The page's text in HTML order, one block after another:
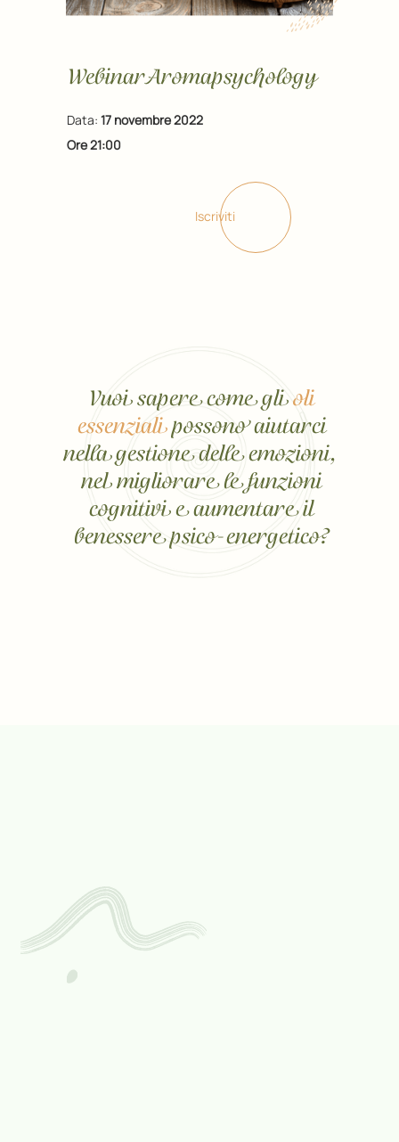
Webinar Aromapsychology
Iscriviti
Data: 17 novembre 2022
Ore 21:00
Vuoi sapere come glioli
essenzialipossono aiutarci
nella gestione delle emozioni,
nel migliorare le funzioni
cognitivi e aumentare il
benessere psico-energetico?